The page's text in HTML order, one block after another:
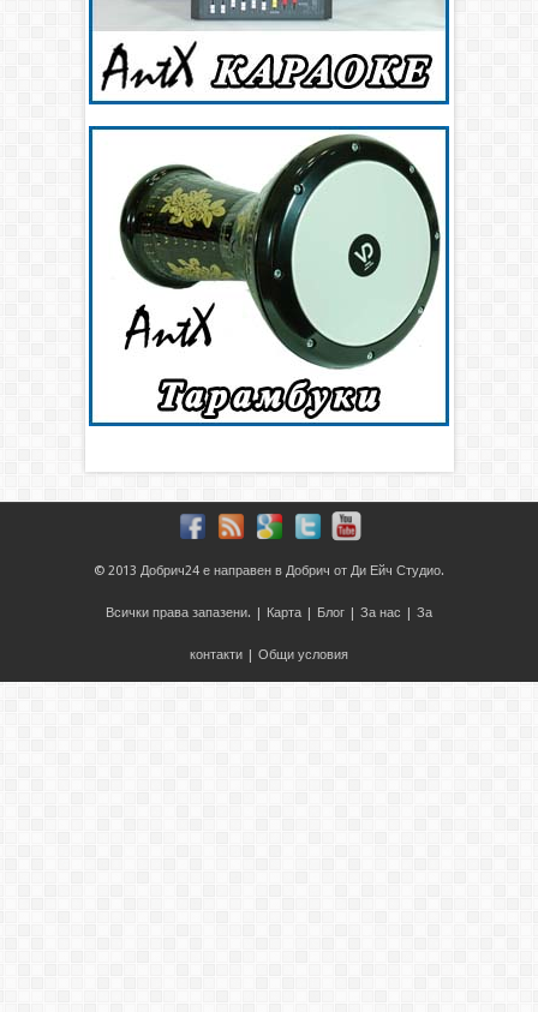
© 2013 Добрич24 е направен в Добрич от Ди Ейч Студио.
Всички права запазени. | Карта Блог За нас За
контакти Общи условия